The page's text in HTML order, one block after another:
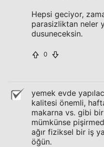
Hepsi geciyor,
parasizliktan neler
dusuneceksin.
0
yemek evde
kalitesi önemli,
makarna vs. gibi
mümkünse
ağır fiziksel bir iş
öğün.